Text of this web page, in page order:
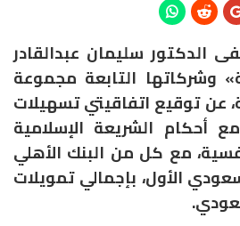
الدكتور سليمان عبدالقادر
وشركاتها التابعة مجموعة
عن توقيع اتفاقيتي تسهيلات
أحكام الشريعة الإسلامية
مع كل من البنك الأهلي
الأول، بإجمالي تمويلات